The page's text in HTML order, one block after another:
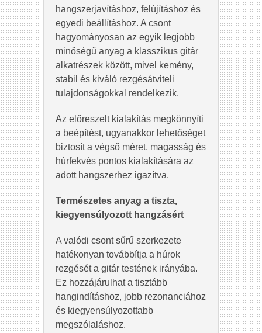
hangszerjavításhoz, felújításhoz és
egyedi beállításhoz. A csont
hagyományosan az egyik legjobb
minőségű anyag a klasszikus gitár
alkatrészek között, mivel kemény,
stabil és kiváló rezgésátviteli
tulajdonságokkal rendelkezik.
Az előreszelt kialakítás megkönnyíti
a beépítést, ugyanakkor lehetőséget
biztosít a végső méret, magasság és
húrfekvés pontos kialakítására az
adott hangszerhez igazítva.
Természetes anyag a tiszta,
kiegyensúlyozott hangzásért
A valódi csont sűrű szerkezete
hatékonyan továbbítja a húrok
rezgését a gitár testének irányába.
Ez hozzájárulhat a tisztább
hangindításhoz, jobb rezonanciához
és kiegyensúlyozottabb
megszólaláshoz.